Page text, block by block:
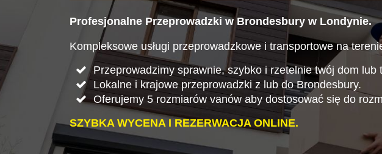
Profesjonalne Przeprowadzki w Brondesbury w Londynie.
Kompleksowe usługi przeprowadzkowe i transportowe na
Przeprowadzimy sprawnie, szybko i rzetelnie twój dom lub
Lokalne i krajowe przeprowadzki z lub do Brondesbury.
Oferujemy 5 rozmiarów vanów aby dostosować się do
SZYBKA WYCENA I REZERWACJA ONLINE.